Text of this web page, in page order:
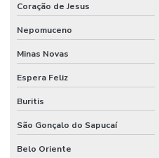
Coração de Jesus
Nepomuceno
Minas Novas
Espera Feliz
Buritis
São Gonçalo do Sapucaí
Belo Oriente